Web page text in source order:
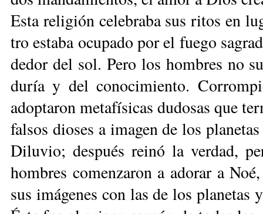
Es­ta re­li­gión ce­le­bra­ba sus ri­tos en
tro es­ta­ba ocu­pa­do por el fue­go
de­dor del sol. Pe­ro los hom­bres no
du­ría y del co­no­ci­mien­to.
adop­ta­ron me­ta­fí­si­cas du­do­sas que
fal­sos dio­ses a ima­gen de los
Di­lu­vio; des­pués rei­nó la ver­dad,
hom­bres co­men­za­ron a ado­rar a
sus imá­ge­nes con las de los